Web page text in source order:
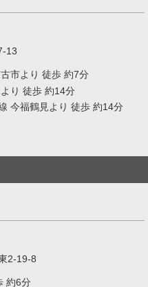
13
市より 徒歩 約7分
り 徒歩 約14分
今福鶴見より 徒歩 約14分
2-19-8
約6分